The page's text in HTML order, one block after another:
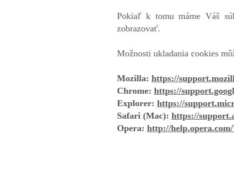
Pokiaľ k tomu máme Váš
zobrazovať.
Možnosti ukladania cookies
Mozilla: https://
Chrome: https://
Explorer: https://
Safari (Mac): https://
Opera: http://